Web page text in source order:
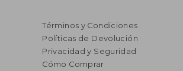
Términos y Condiciones
Políticas de Devolución
Privacidad y Seguridad
Cómo Comprar